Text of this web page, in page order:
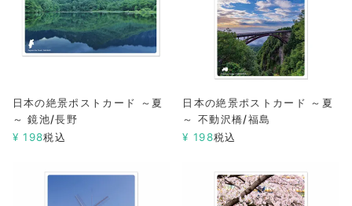
日本の絶景ポストカード ～夏
～ 鏡池/長野
¥ 198税込
日本の絶景ポストカード ～夏
～ 不動沢橋/福島
¥ 198税込